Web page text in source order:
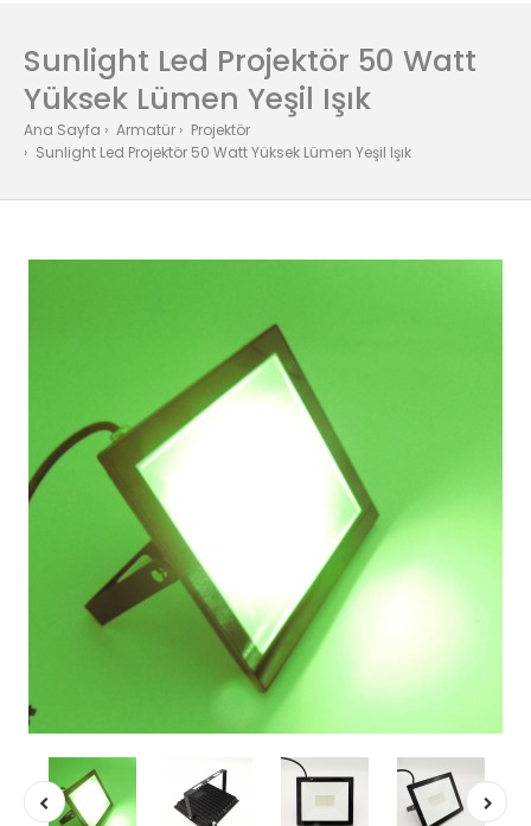
Sunlight Led Projektör 50 Watt
Yüksek Lümen Yeşil Işık
Ana Sayfa Armatür
Projektör
Sunlight Led Projektör 50 Watt Yüksek Lümen Yeşil Işık